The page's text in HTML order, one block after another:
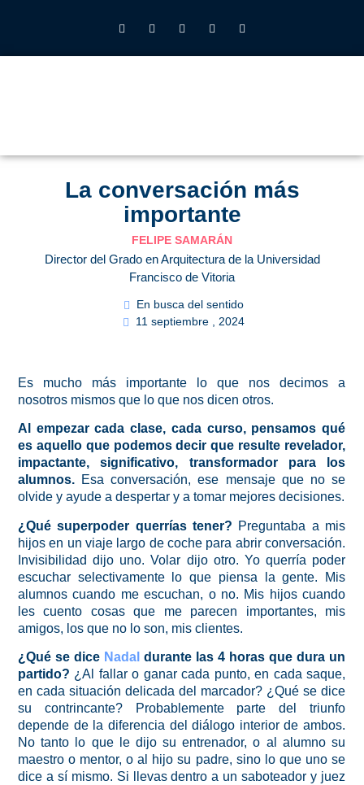
La conversación más
importante
FELIPE SAMARÁN
Director del Grado en Arquitectura de la Universidad
Francisco de Vitoria
En busca del sentido
11 septiembre , 2024
Es mucho más importante lo que nos decimos a
nosotros mismos que lo que nos dicen otros.
Al empezar cada clase, cada curso, pensamos qué
es aquello que podemos decir que resulte revelador,
impactante, significativo, transformador para los
alumnos.Esa conversación, ese mensaje que no se
olvide y ayude a despertar y a tomar mejores decisiones.
¿Qué superpoder querrías tener? Preguntaba a mis
hijos en un viaje largo de coche para abrir conversación.
Invisibilidad dijo uno. Volar dijo otro. Yo querría poder
escuchar selectivamente lo que piensa la gente. Mis
alumnos cuando me escuchan, o no. Mis hijos cuando
les cuento cosas que me parecen importantes, mis
amigos, los que no lo son, mis clientes.
¿Qué se dice Nadal durante las 4 horas que dura un
partido? ¿Al fallar o ganar cada punto, en cada saque,
en cada situación delicada del marcador? ¿Qué se dice
su contrincante? Probablemente parte del triunfo
depende de la diferencia del diálogo interior de ambos.
No tanto lo que le dijo su entrenador, o al alumno su
maestro o mentor, o al hijo su padre, sino lo que uno se
dice a sí mismo. Si llevas dentro a un saboteador y juez